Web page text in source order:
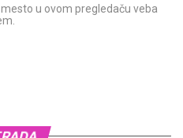
u ovom pregledaču veba